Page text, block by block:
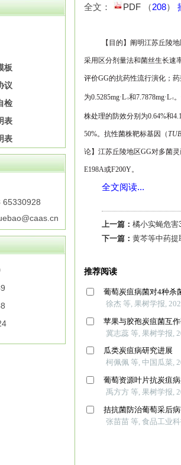
板
议
检
表
表
65330928
全文：
PDF （208）
【 目的 】阐明江苏丘陵
采用区分剂量法和菌丝生长速
评价GG的抗药性流行演化；
为0.5285mg·L-1和7.7878mg·L-1 。
株处理的防效分别为0.64%和
50%。 抗性菌株靶标基因（
论】江苏丘陵地区GG对多菌
E198A或F200Y。
全文阅读...
上一篇： 橘小实蝇危害
下一篇： 黄芩等中药提